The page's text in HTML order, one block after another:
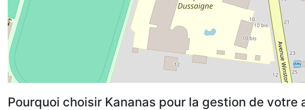
Pourquoi choisir Kananas pour la gestion de votre